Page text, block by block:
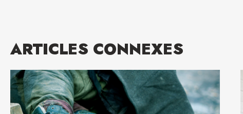
ARTICLES CONNEXES